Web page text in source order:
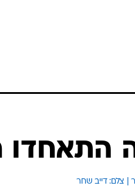
התאחדו
| צלם: דייב שחר